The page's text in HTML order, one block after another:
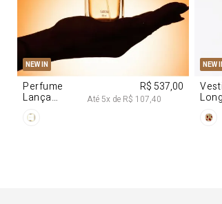
NEW IN
U
Perfume
Lança
R$ 537,00
Até 5x de R$ 107,40
NEW